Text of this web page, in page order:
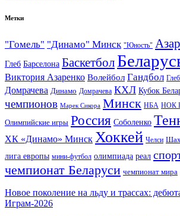
Метки
"Гомель" "Динамо" Минск "Юность"
Глеб Барселона Баскетбол
Виктория Азаренко Волейбол Гандбол Глеб
Домрачева Динамо Домрачева КХЛ Кубок
чемпионов Марек Сикора Минск НБА НОК
Олимпийские игры Россия Соболенко
ХК «Динамо» Минск Хоккей Челси
лига европы мини-футбол олимпиада реал
чемпионат Беларуси чемпионат мира
Новое поколение на льду и трассах:
Играм-2026